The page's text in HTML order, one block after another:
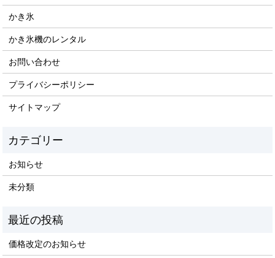
かき氷
かき氷機のレンタル
お問い合わせ
プライバシーポリシー
サイトマップ
お知らせ
未分類
価格改定のお知らせ